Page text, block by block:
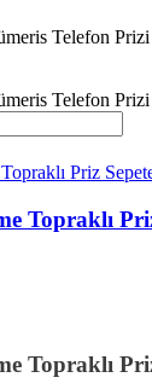
Telefon
Telefon
Topraklı
Topraklı